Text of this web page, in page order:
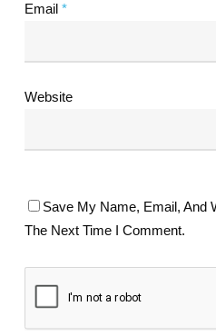
Email *
Website
Save My Name, Email, And
The Next Time I Comment.